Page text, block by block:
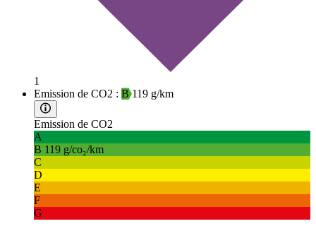
1
Emission de CO2 : B119 g/km
Emission de CO2
A
B 119 g/co₂/km
C
D
E
F
G